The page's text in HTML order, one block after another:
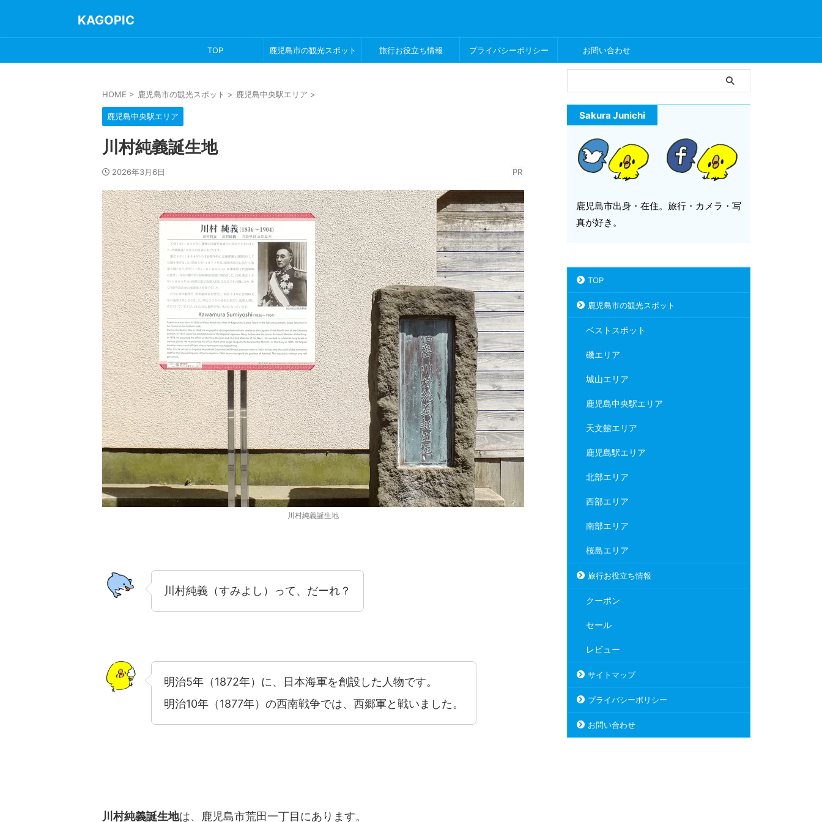
KAGOPIC
TOP 鹿児島市の観光スポット 旅行お役立ち情報 プライバシーポリシー お問い合わせ
HOME > 鹿児島市の観光スポット > 鹿児島中央駅エリア >
鹿児島中央駅エリア
川村純義誕生地
2026年3月6日 PR
川村純義誕生地
川村純義（すみよし）って、だーれ？
明治5年（1872年）に、日本海軍を創設した人物です。
明治10年（1877年）の西南戦争では、西郷軍と戦いました。
川村純義誕生地は、鹿児島市荒田一丁目にあります。
Sakura Junichi
鹿児島市出身・在住。旅行・カメラ・写
真が好き。
TOP
鹿児島市の観光スポット
ベストスポット
磯エリア
城山エリア
鹿児島中央駅エリア
天文館エリア
鹿児島駅エリア
北部エリア
西部エリア
南部エリア
桜島エリア
旅行お役立ち情報
クーポン
セール
レビュー
サイトマップ
プライバシーポリシー
お問い合わせ